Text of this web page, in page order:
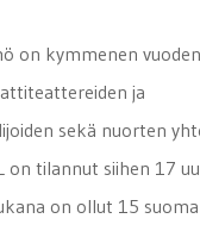
on kymmenen
ja
sekä nuorten
on tilannut siihen 17
on ollut 15